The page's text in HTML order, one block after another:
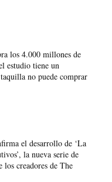
los 4.000 millones de
estudio tiene un
no puede comprar
el desarrollo de ‘La
la nueva serie de
los creadores de The